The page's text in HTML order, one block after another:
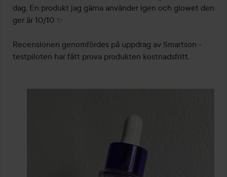
dag. En produkt jag gärna använder igen och glowet den
ger är 10/10 ✨
Recensionen genomfördes på uppdrag av Smartson -
testpiloten har fått prova produkten kostnadsfritt.